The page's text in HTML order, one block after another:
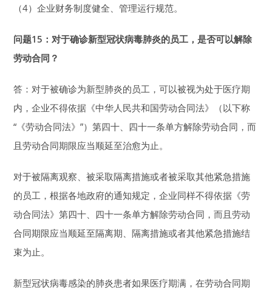
（4）企业财务制度健全、管理运行规范。
问题15：对于确诊新型冠状病毒肺炎的员工，是否可以解除
劳动合同？
答：对于被确诊为新型肺炎的员工，可以被视为处于医疗期
内，企业不得依据《中华人民共和国劳动合同法》（以下称
“《劳动合同法》”）第四十、四十一条单方解除劳动合同，而
且劳动合同期限应当顺延至治愈为止。
对于被隔离观察、被采取隔离措施或者被采取其他紧急措施
的员工，根据各地政府的通知规定，企业同样不得依据《劳
动合同法》第四十、四十一条单方解除劳动合同，而且劳动
合同期限应当顺延至隔离期、隔离措施或者其他紧急措施结
束为止。
新型冠状病毒感染的肺炎患者如果医疗期满，在劳动合同期